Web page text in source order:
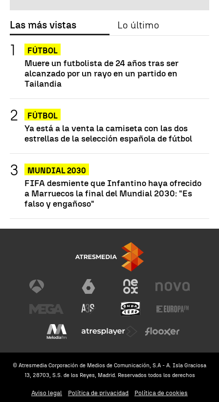
Las más vistas Lo último
FÚTBOL
Muere un futbolista de 24 años tras ser
alcanzado por un rayo en un partido en
Tailandia
FÚTBOL
Ya está a la venta la camiseta con las dos
estrellas de la selección española de fútbol
MUNDIAL 2030
FIFA desmiente que Infantino haya ofrecido
a Marruecos la final del Mundial 2030: "Es
falso y engañoso"
© Atresmedia Corporación de Medios de Comunicación, S.A - A. Isla Graciosa
13, 28703, S.S. de los Reyes, Madrid. Reservados todos los derechos
Aviso legal Política de privacidad Política de cookies